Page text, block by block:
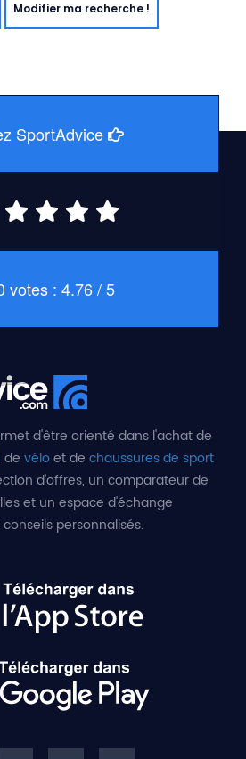
Modifier ma recherche !
SportAdvice
votes : 4.76 / 5
d'être orienté dans l'achat de
de véloet de chaussures de sport
d'offres, un comparateur de
et un espace d'échange
personnalisés.